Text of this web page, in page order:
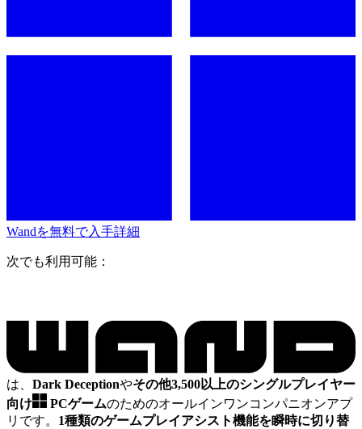
Wandを無料で入手詳細
次でも利用可能：
は、 Dark Deceptionやその他3,500以上のシングルプレイヤー
向け
PCゲームのためのオールインワンコンパニオンアプ
リです。 1種類のゲームプレイアシスト機能を瞬時に切り替